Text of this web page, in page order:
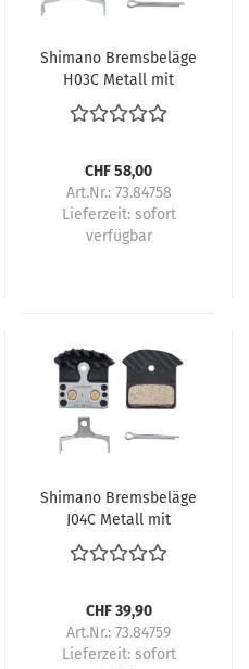
Shimano Bremsbeläge
H03C Metall mit
Lamellen Paar
CHF 58,00
Art.Nr.: 73.84758
Lieferzeit: sofort
verfügbar
Shimano Bremsbeläge
J04C Metall mit
Lamellen Paar
CHF 39,90
Art.Nr.: 73.84759
Lieferzeit: sofort